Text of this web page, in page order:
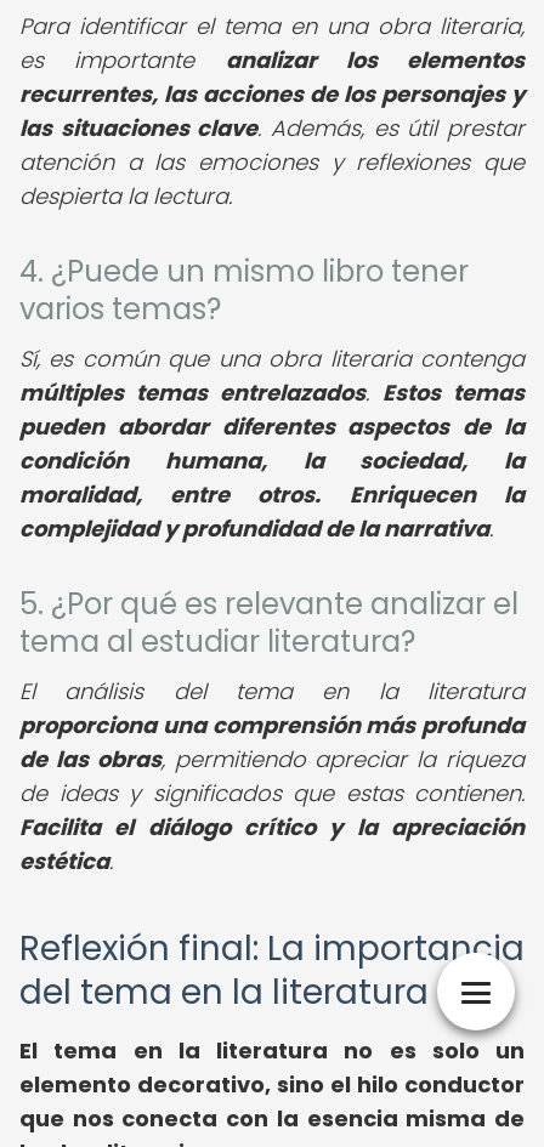
Para identificar el tema en una obra literaria,
es importante analizar los elementos
recurrentes, las acciones de los personajes y
las situaciones clave. Además, es útil prestar
atención a las emociones y reflexiones que
despierta la lectura.
4. ¿Puede un mismo libro tener
varios temas?
Sí, es común que una obra literaria contenga
múltiples temas entrelazados. Estos temas
pueden abordar diferentes aspectos de la
condición humana, la sociedad, la
moralidad, entre otros.
Enriquecen la
complejidad y profundidad de la narrativa.
5. ¿Por qué es relevante analizar el
tema al estudiar literatura?
El análisis del tema en la literatura
proporciona una comprensión más profunda
de las obras, permitiendo apreciar la riqueza
de ideas y significados que estas contienen.
Facilita el diálogo crítico y la apreciación
estética.
Reflexión final: La importancia
del tema en la literatura
El tema en la literatura no es solo un
elemento decorativo, sino el hilo conductor
que nos conecta con la esencia misma de